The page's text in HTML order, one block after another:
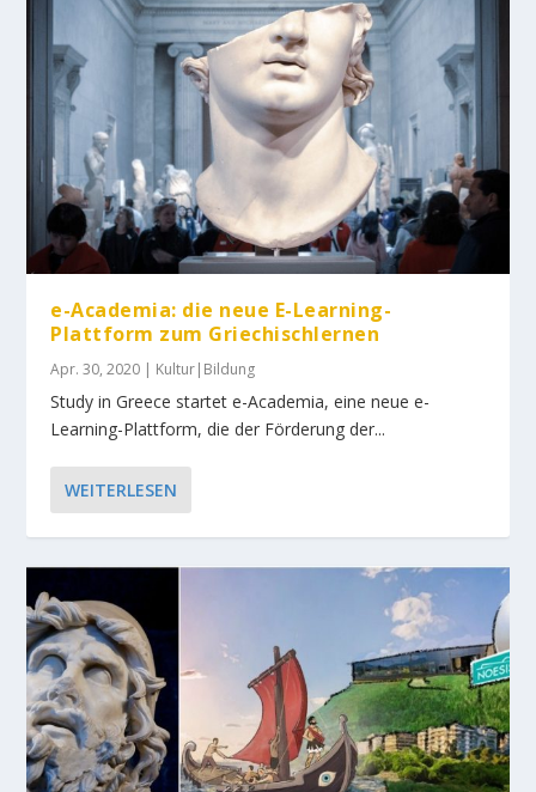
e-Academia: die neue E-Learning-
Plattform zum Griechischlernen
Apr. 30, 2020 | Kultur|Bildung
Study in Greece startet e-Academia, eine neue e-
Learning-Plattform, die der Förderung der...
WEITERLESEN